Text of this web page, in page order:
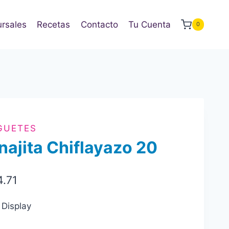
Recetas Contacto Tu Cuenta 0
Chiflayazo 20